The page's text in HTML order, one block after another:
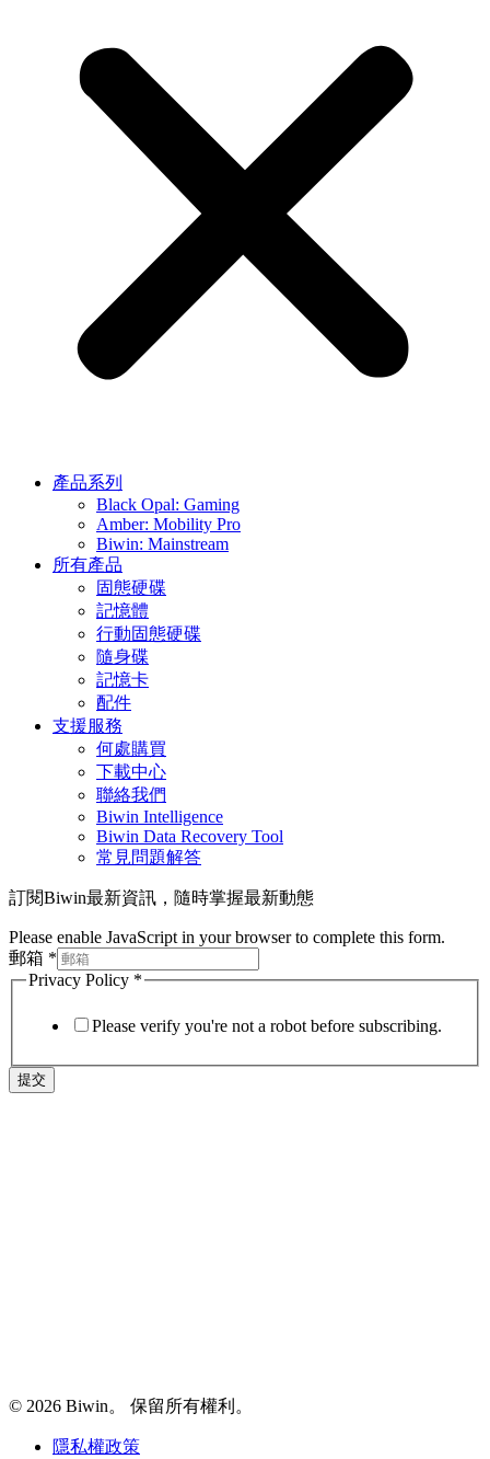
產品系列
Black Opal: Gaming
Amber: Mobility Pro
Biwin: Mainstream
所有產品
固態硬碟
記憶體
行動固態硬碟
隨身碟
記憶卡
配件
支援服務
何處購買
下載中心
聯絡我們
Biwin Intelligence
Biwin Data Recovery Tool
常見問題解答
訂閱Biwin最新資訊，隨時掌握最新動態
Please enable JavaScript in your browser to complete this form.
郵箱 *
Privacy Policy *
Please verify you're not a robot before subscribing.
提交
© 2026 Biwin。 保留所有權利。
隱私權政策